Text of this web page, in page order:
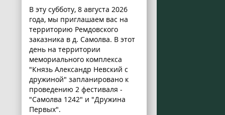
В эту субботу, 8 августа 2026
года, мы приглашаем вас на
территорию Ремдовского
заказника в д. Самолва. В этот
день на территории
мемориального комплекса
"Князь Александр Невский с
дружиной" запланировано к
проведению 2 фестиваля -
"Самолва 1242" и "Дружина
Первых".